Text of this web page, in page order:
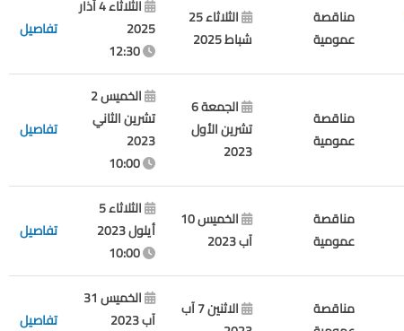
مناقصة
عمومية
الثلاثاء 25
شباط 2025
الثلاثاء 4 آذار
2025
12:30
تفاصيل
مناقصة
عمومية
الجمعة 6
تشرين الأول
2023
الخميس 2
تشرين الثاني
2023
10:00
تفاصيل
مناقصة
عمومية
الخميس 10
آب 2023
الثلاثاء 5
أيلول 2023
10:00
تفاصيل
مناقصة
الاثنين 7 آب
الخميس 31
آب 2023
تفاصيل